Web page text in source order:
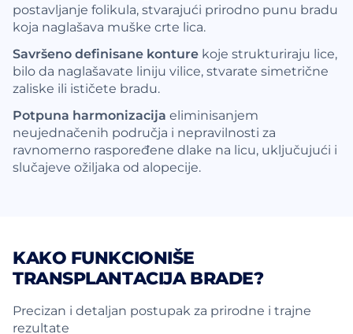
postavljanje folikula, stvarajući prirodno punu bradu
koja naglašava muške crte lica.
Savršeno definisane konture koje strukturiraju lice,
bilo da naglašavate liniju vilice, stvarate simetrične
zaliske ili ističete bradu.
Potpuna harmonizacija eliminisanjem
neujednačenih područja i nepravilnosti za
ravnomerno raspoređene dlake na licu, uključujući i
slučajeve ožiljaka od alopecije.
KAKO FUNKCIONIŠE
TRANSPLANTACIJA BRADE?
Precizan i detaljan postupak za prirodne i trajne
rezultate